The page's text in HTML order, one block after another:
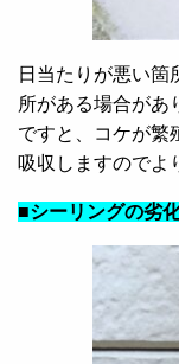
日当たりが悪い箇
所がある場合があ
ですと、コケが繁
吸収しますのでよ
■シーリングの劣